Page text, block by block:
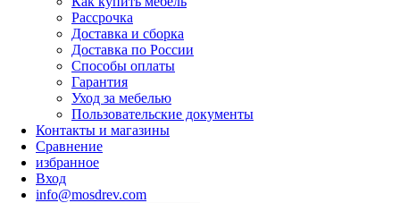
Рассрочка
Доставка и сборка
Доставка по России
Способы оплаты
Гарантия
Уход за мебелью
Пользовательские документы
Контакты и магазины
Сравнение
избранное
Вход
info@mosdrev.com